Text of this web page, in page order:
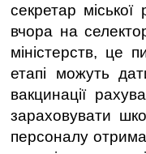
секретар
вчора на
міністерств, це
етапі можуть
вакцинації
зараховувати
персоналу